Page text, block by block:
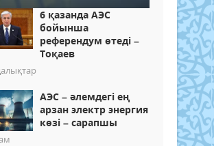
6 қазанда АЭС
бойынша
референдум өтеді –
Тоқаев
АЭС – әлемдегі ең
арзан электр энергия
көзі – сарапшы